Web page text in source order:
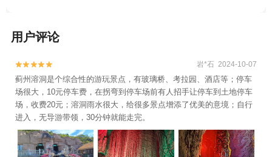
用户评论

 岩*石 2024-10-07
蓟州溶洞是个综合性的游玩景点，有玻璃桥、考拉园、酒店等；停车
场很大，10元停车费，在拐弯到停车场前有人招手让停车到土地停车
场，收费20元；溶洞雨水很大，给很多景点增添了优美的意境；自行
进入，无导游带领，30分钟就能走完。